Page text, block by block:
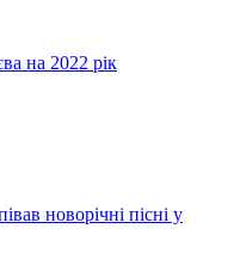
на 2022 рік
новорічні пісні у